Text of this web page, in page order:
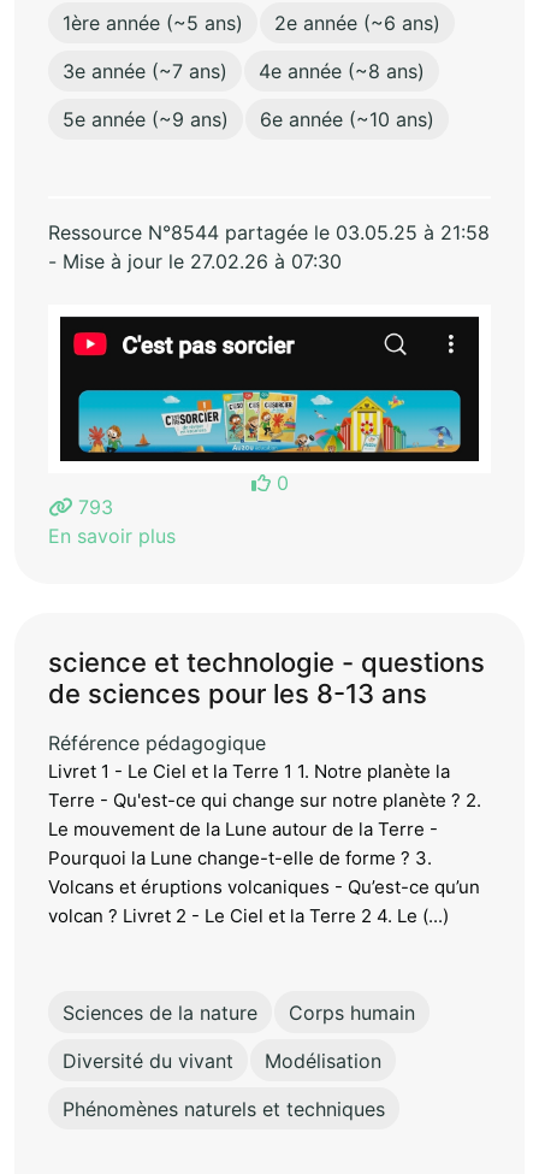
1ère année (~5 ans)
2e année (~6 ans)
3e année (~7 ans)
4e année (~8 ans)
5e année (~9 ans)
6e année (~10 ans)
Ressource N°8544 partagée le 03.05.25 à 21:58
- Mise à jour le 27.02.26 à 07:30
0
793
En savoir plus
science et technologie - questions
de sciences pour les 8-13 ans
Référence pédagogique
Livret 1 - Le Ciel et la Terre 1 1. Notre planète la
Terre - Qu'est-ce qui change sur notre planète ? 2.
Le mouvement de la Lune autour de la Terre -
Pourquoi la Lune change-t-elle de forme ? 3.
Volcans et éruptions volcaniques - Qu’est-ce qu’un
volcan ? Livret 2 - Le Ciel et la Terre 2 4. Le (...)
Sciences de la nature
Corps humain
Diversité du vivant
Modélisation
Phénomènes naturels et techniques